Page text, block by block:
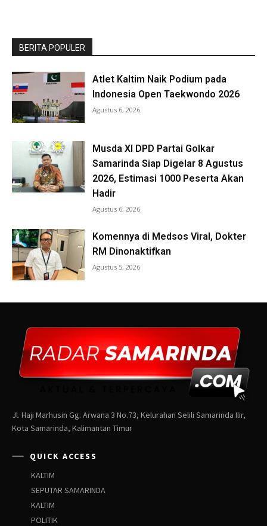
Jl. Haji Marhusin Gg. Arwana 3 No.73, Kelurahan Selili Samarinda Ilir,
Kota Samarinda, Kalimantan Timur
QUICK ACCESS
KALTIM
SEPUTAR SAMARINDA
KALTIM
POLITIK